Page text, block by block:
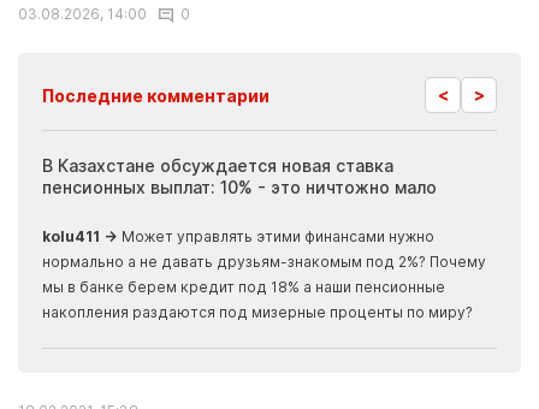
03.08.2026, 14:00
0
Последние комментарии < >
В Казахстане обсуждается новая ставка
пенсионных выплат: 10% - это ничтожно мало
kolu411 → Может управлять этими финансами нужно
нормально а не давать друзьям-знакомым под 2%? Почему
мы в банке берем кредит под 18% а наши пенсионные
накопления раздаются под мизерные проценты по миру?